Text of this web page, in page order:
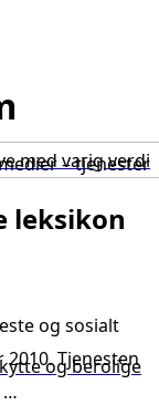
med varig verdi
og berolige
– tjenester
leksikon
og sosialt
Tjenesten
…